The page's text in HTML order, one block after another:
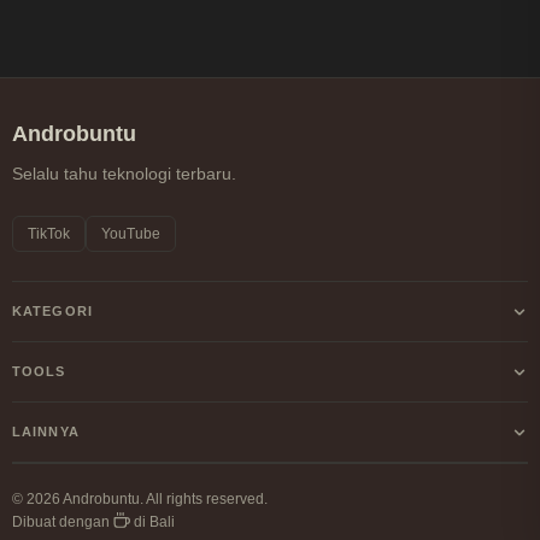
Androbuntu
Selalu tahu teknologi terbaru.
TikTok YouTube
KATEGORI
Android
Linux
TOOLS
Kalkulator Profit/Loss Crypto
Perbandingan Fee Exchange
LAINNYA
Kebijakan Privasi
© 2026 Androbuntu. All rights reserved.
Dibuat dengan
di Bali